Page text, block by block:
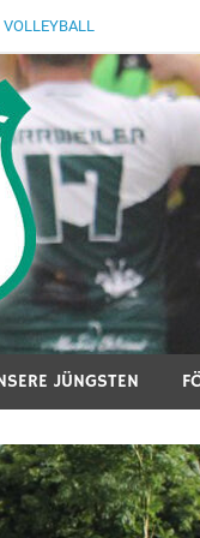
VOLLEYBALL
JÜNGSTEN